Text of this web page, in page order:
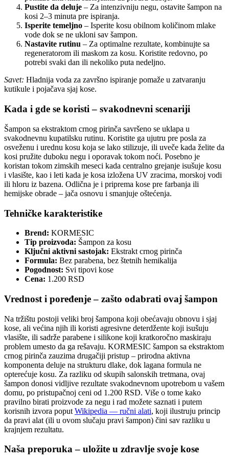
Pustite da deluje – Za intenzivniju negu, ostavite šampon na
kosi 2–3 minuta pre ispiranja.
Isperite temeljno – Isperite kosu obilnom količinom mlake
vode dok se ne ukloni sav šampon.
Nastavite rutinu – Za optimalne rezultate, kombinujte sa
regeneratorom ili maskom za kosu. Koristite redovno, po
potrebi svaki dan ili nekoliko puta nedeljno.
Savet: Hladnija voda za završno ispiranje pomaže u zatvaranju
kutikule i pojačava sjaj kose.
Kada i gde se koristi – svakodnevni scenariji
Šampon sa ekstraktom crnog pirinča savršeno se uklapa u
svakodnevnu kupatilsku rutinu. Koristite ga ujutru pre posla za
osveženu i urednu kosu koja se lako stilizuje, ili uveče kada želite da
kosi pružite duboku negu i oporavak tokom noći. Posebno je
koristan tokom zimskih meseci kada centralno grejanje isušuje kosu
i vlasište, kao i leti kada je kosa izložena UV zracima, morskoj vodi
ili hloru iz bazena. Odlična je i priprema kose pre farbanja ili
hemijske obrade – jača osnovu i smanjuje oštećenja.
Tehničke karakteristike
Brend: KORMESIC
Tip proizvoda: Šampon za kosu
Ključni aktivni sastojak: Ekstrakt crnog pirinča
Formula: Bez parabena, bez štetnih hemikalija
Pogodnost: Svi tipovi kose
Cena: 1.200 RSD
Vrednost i poređenje – zašto odabrati ovaj šampon
Na tržištu postoji veliki broj šampona koji obećavaju obnovu i sjaj
kose, ali većina njih ili koristi agresivne deterdžente koji isušuju
vlasište, ili sadrže parabene i silikone koji kratkoročno maskiraju
problem umesto da ga rešavaju. KORMESIC šampon sa ekstraktom
crnog pirinča zauzima drugačiji pristup – prirodna aktivna
komponenta deluje na strukturu dlake, dok lagana formula ne
opterećuje kosu. Za razliku od skupih salonskih tretmana, ovaj
šampon donosi vidljive rezultate svakodnevnom upotrebom u vašem
domu, po pristupačnoj ceni od 1.200 RSD. Više o tome kako
pravilno birati proizvode za negu i rad možete saznati i putem
korisnih izvora poput Wikipedia — ručni alati, koji ilustruju princip
da pravi alat (ili u ovom slučaju pravi šampon) čini sav razliku u
krajnjem rezultatu.
Naša preporuka – uložite u zdravlje svoje kose